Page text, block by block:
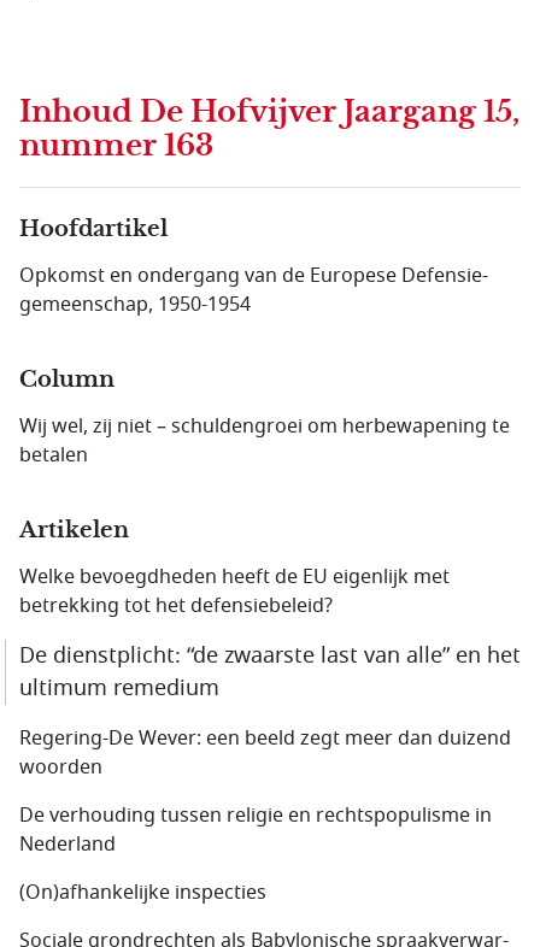
Inhoud De Hofvijver Jaargang 15,
nummer 163
Hoofdartikel
Opkomst en ondergang van de Europese Defensie­
gemeen­schap, 1950-1954
Column
Wij wel, zij niet – schuldengroei om herbewapening te
betalen
Artikelen
Welke bevoegdheden heeft de EU eigenlijk met
betrekking tot het defensiebeleid?
De dienstplicht: “de zwaarste last van alle” en het
ultimum remedium
Regering-De Wever: een beeld zegt meer dan duizend
woorden
De verhouding tussen religie en rechtspopulisme in
Nederland
(On)afhankelijke inspecties
Sociale grondrechten als Babylonische spraakverwar­